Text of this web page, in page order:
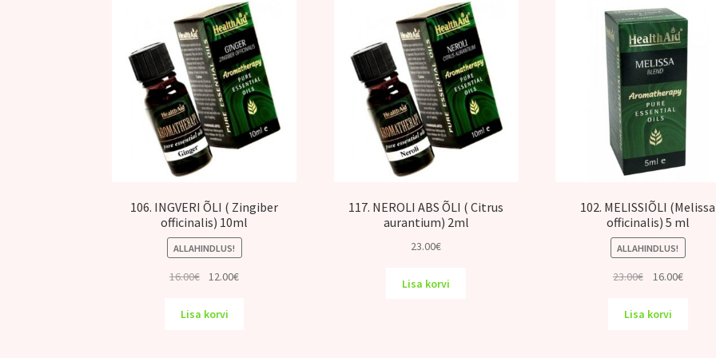
106. INGVERI ÕLI ( Zingiber
officinalis) 10ml
ALLAHINDLUS!
16.00€
Algne
oli:
12.00€Praegune
Lisa korvi
117. NEROLI ABS ÕLI ( Citrus
aurantium) 2ml
23.00€
Lisa korvi
102. MELISSIÕLI (Melissa
officinalis) 5 ml
ALLAHINDLUS!
23.00€
Algne
oli:
16.00€
Lisa korvi